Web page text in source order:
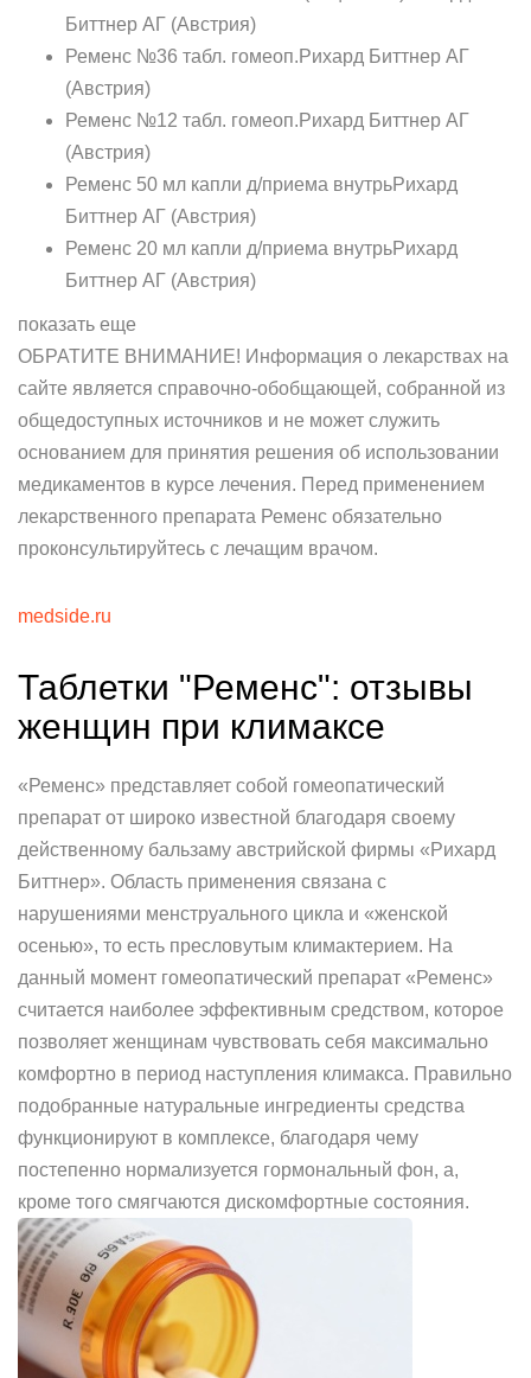
Биттнер АГ (Австрия)
Ременс №36 табл. гомеоп.Рихард Биттнер АГ
(Австрия)
Ременс №12 табл. гомеоп.Рихард Биттнер АГ
(Австрия)
Ременс 50 мл капли д/приема внутрьРихард
Биттнер АГ (Австрия)
Ременс 20 мл капли д/приема внутрьРихард
Биттнер АГ (Австрия)
показать еще
ОБРАТИТЕ ВНИМАНИЕ! Информация о лекарствах на
сайте является справочно-обобщающей, собранной из
общедоступных источников и не может служить
основанием для принятия решения об использовании
медикаментов в курсе лечения. Перед применением
лекарственного препарата Ременс обязательно
проконсультируйтесь с лечащим врачом.
medside.ru
Таблетки "Ременс": отзывы
женщин при климаксе
«Ременс» представляет собой гомеопатический
препарат от широко известной благодаря своему
действенному бальзаму австрийской фирмы «Рихард
Биттнер». Область применения связана с
нарушениями менструального цикла и «женской
осенью», то есть пресловутым климактерием. На
данный момент гомеопатический препарат «Ременс»
считается наиболее эффективным средством, которое
позволяет женщинам чувствовать себя максимально
комфортно в период наступления климакса. Правильно
подобранные натуральные ингредиенты средства
функционируют в комплексе, благодаря чему
постепенно нормализуется гормональный фон, а,
кроме того смягчаются дискомфортные состояния.